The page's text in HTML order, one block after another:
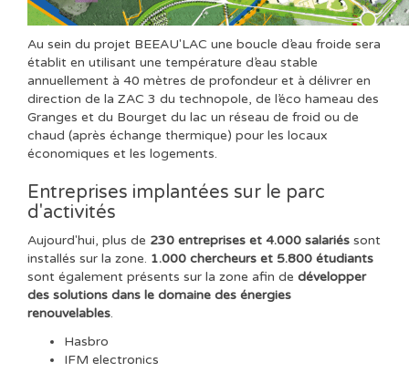
Au sein du projet BEEAU'LAC une boucle d’eau froide sera
établit en utilisant une température d’eau stable
annuellement à 40 mètres de profondeur et à délivrer en
direction de la ZAC 3 du technopole, de l’éco hameau des
Granges et du Bourget du lac un réseau de froid ou de
chaud (après échange thermique) pour les locaux
économiques et les logements.
Entreprises implantées sur le parc
d'activités
Aujourd'hui, plus de 230 entreprises et 4.000 salariés sont
installés sur la zone. 1.000 chercheurs et 5.800 étudiants
sont également présents sur la zone afin de développer
des solutions dans le domaine des énergies
renouvelables.
Hasbro
IFM electronics